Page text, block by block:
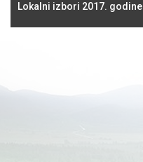
Lokalni izbori 2017. godine